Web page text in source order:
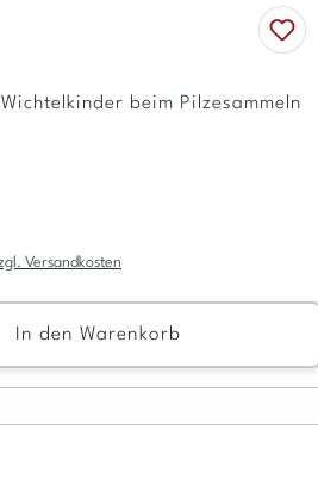
beim Pilzesammeln
Versandkosten
In den Warenkorb